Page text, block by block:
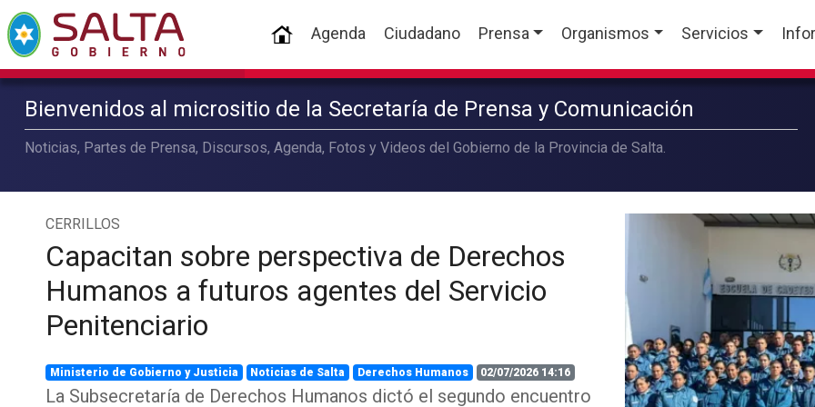
(current)
Agenda Ciudadano Prensa Organismos Servicios
Bienvenidos al micrositio de la Secretaría de Prensa y Comunicación
Noticias, Partes de Prensa, Discursos, Agenda, Fotos y Videos del Gobierno de la Provincia de Salta.
CERRILLOS
Capacitan sobre perspectiva de Derechos
Humanos a futuros agentes del Servicio
Penitenciario
Ministerio de Gobierno y Justicia Noticias de Salta Derechos Humanos 02/07/2026 14:16
La Subsecretaría de Derechos Humanos dictó el segundo encuentro